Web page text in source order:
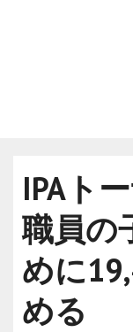
IPAト
職員の
めに
める